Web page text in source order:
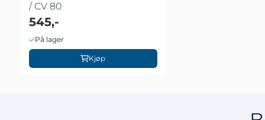
/ CV 80
545,-
På lager
Kjøp